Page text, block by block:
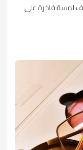
لمسة فاخرة على